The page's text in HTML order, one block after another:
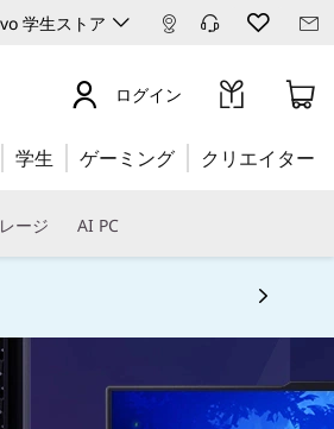
学生ストア
ログイン
学生 ゲーミング クリエイター
ージ AI PC